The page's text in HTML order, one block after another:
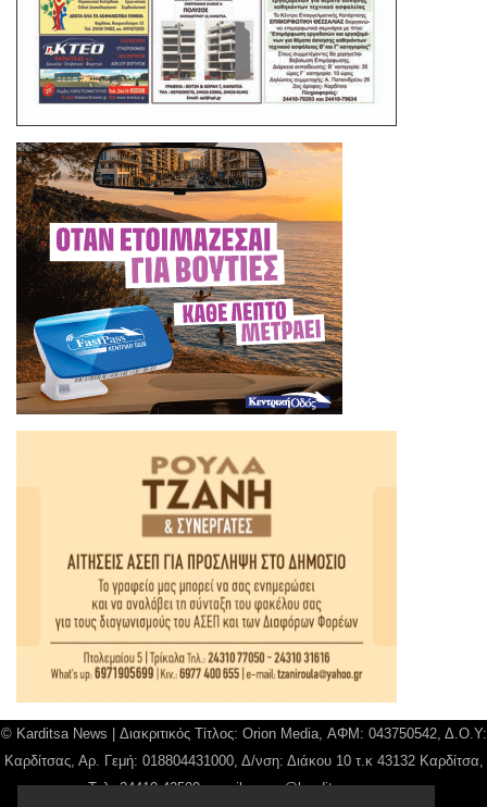
© Karditsa News | Διακριτικός Τίτλος: Orion Media, ΑΦΜ: 043750542, Δ.Ο.Υ:
Καρδίτσας, Αρ. Γεμή: 018804431000, Δ/νση: Διάκου 10 τ.κ 43132 Καρδίτσα,
Τηλ: 24410 42500, email:news@karditsanews.gr.